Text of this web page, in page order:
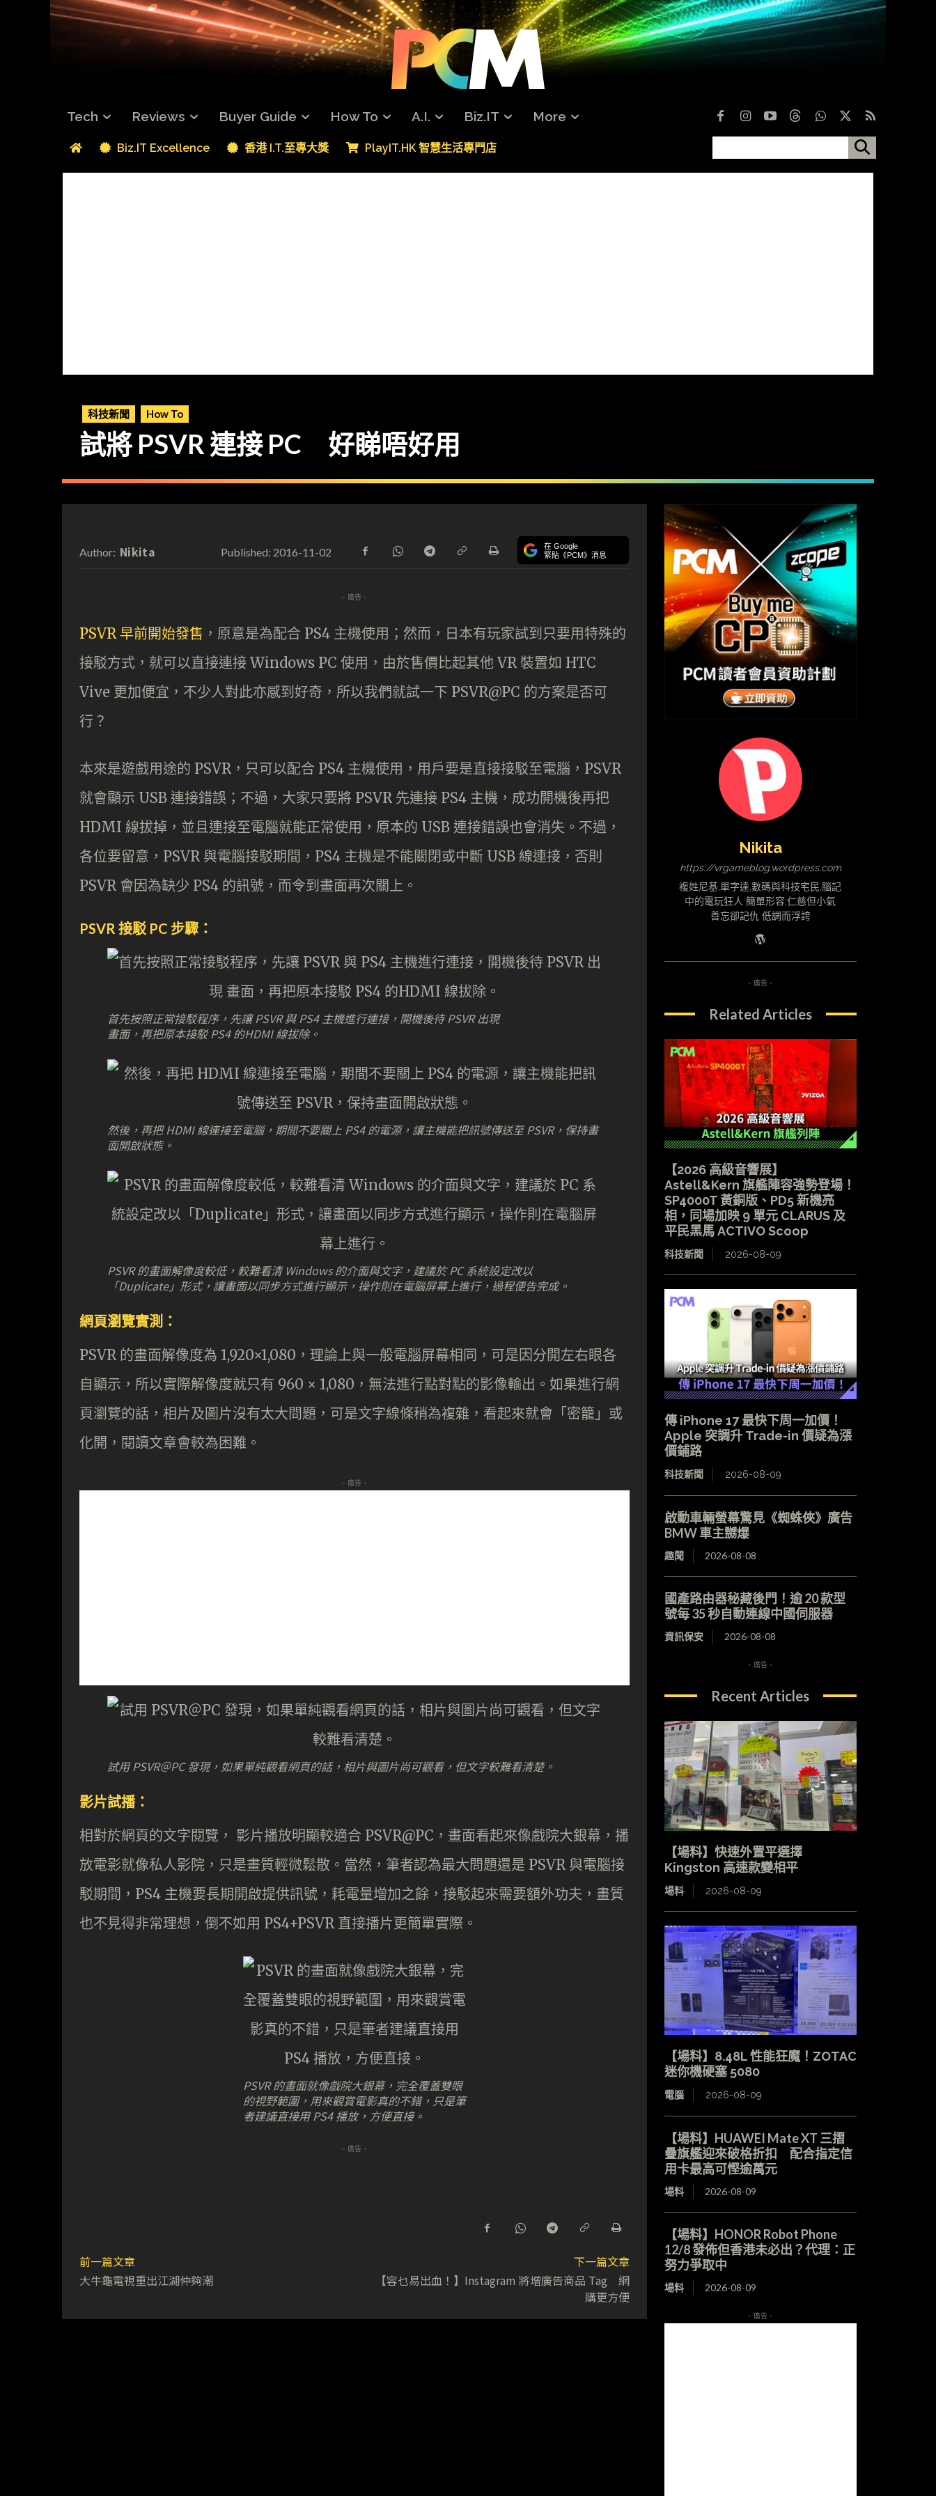
Tech Reviews Buyer Guide How To A.I. Biz.IT More
Biz.IT Excellence 香港 I.T.至專大獎 PlayIT.HK 智慧生活專門店
科技新聞 How To
試將 PSVR 連接 PC 好睇唔好用
Author: Nikita Published: 2016-11-02 在 Google
緊貼《PCM》消息
- 廣告 -
PSVR 早前開始發售 ，原意是為配合 PS4 主機使用；然而，日本有玩家試到只要用特殊的
接駁方式，就可以直接連接 Windows PC 使用，由於售價比起其他 VR 裝置如 HTC
Vive 更加便宜，不少人對此亦感到好奇，所以我們就試一下 PSVR@PC 的方案是否可
行？
本來是遊戲用途的 PSVR，只可以配合 PS4 主機使用，用戶要是直接接駁至電腦，PSVR
就會顯示 USB 連接錯誤；不過，大家只要將 PSVR 先連接 PS4 主機，成功開機後再把
HDMI 線拔掉，並且連接至電腦就能正常使用，原本的 USB 連接錯誤也會消失。不過，
各位要留意，PSVR 與電腦接駁期間，PS4 主機是不能關閉或中斷 USB 線連接，否則
PSVR 會因為缺少 PS4 的訊號，而令到畫面再次關上。
PSVR 接駁 PC 步驟：
首先按照正常接駁程序，先讓 PSVR 與 PS4 主機進行連接，開機後待 PSVR 出現
畫面，再把原本接駁 PS4 的HDMI 線拔除。
然後，再把 HDMI 線連接至電腦，期間不要關上 PS4 的電源，讓主機能把訊號傳送至 PSVR，保持畫
面開啟狀態。
PSVR 的畫面解像度較低，較難看清 Windows 的介面與文字，建議於 PC 系統設定改以
「Duplicate」形式，讓畫面以同步方式進行顯示，操作則在電腦屏幕上進行，過程便告完成。
網頁瀏覽實測：
PSVR 的畫面解像度為 1,920×1,080，理論上與一般電腦屏幕相同，可是因分開左右眼各
自顯示，所以實際解像度就只有 960 × 1,080，無法進行點對點的影像輸出。如果進行網
頁瀏覽的話，相片及圖片沒有太大問題，可是文字線條稍為複雜，看起來就會「密籠」或
化開，閱讀文章會較為困難。
- 廣告 -
試用 PSVR＠PC 發現，如果單純觀看網頁的話，相片與圖片尚可觀看，但文字較難看清楚。
影片試播：
相對於網頁的文字閱覽， 影片播放明顯較適合 PSVR@PC，畫面看起來像戲院大銀幕，播
放電影就像私人影院，只是畫質輕微鬆散。當然，筆者認為最大問題還是 PSVR 與電腦接
駁期間，PS4 主機要長期開啟提供訊號，耗電量增加之餘，接駁起來需要額外功夫，畫質
也不見得非常理想，倒不如用 PS4+PSVR 直接播片更簡單實際。
PSVR 的畫面就像戲院大銀幕，完全覆蓋雙眼
的視野範圍，用來觀賞電影真的不錯，只是筆
者建議直接用 PS4 播放，方便直接。
- 廣告 -
前一篇文章
大牛龜電視重出江湖仲夠潮
下一篇文章
【容乜易出血！】Instagram 將增廣告商品 Tag 網
購更方便
Nikita
https://vrgameblog.wordpress.com
複姓尼基,單字達,數碼與科技宅民,腦記
中的電玩狂人 簡單形容:仁慈但小氣
善忘卻記仇 低調而浮誇
- 廣告 -
Related Articles
【2026 高級音響展】
Astell&Kern 旗艦陣容強勢登場！
SP4000T 黃銅版、PD5 新機亮
相，同場加映 9 單元 CLARUS 及
平民黑馬 ACTIVO Scoop
科技新聞 2026-08-09
傳 iPhone 17 最快下周一加價！
Apple 突調升 Trade-in 價疑為漲
價鋪路
科技新聞 2026-08-09
啟動車輛螢幕驚見《蜘蛛俠》廣告
BMW 車主嬲爆
趣聞 2026-08-08
國產路由器秘藏後門！逾 20 款型
號每 35 秒自動連線中國伺服器
資訊保安 2026-08-08
- 廣告 -
Recent Articles
【場料】快速外置平選擇
Kingston 高速款變相平
場料 2026-08-09
【場料】8.48L 性能狂魔！ZOTAC
迷你機硬塞 5080
電腦 2026-08-09
【場料】HUAWEI Mate XT 三摺
疊旗艦迎來破格折扣 配合指定信
用卡最高可慳逾萬元
場料 2026-08-09
【場料】HONOR Robot Phone
12/8 發佈但香港未必出？代理：正
努力爭取中
場料 2026-08-09
- 廣告 -